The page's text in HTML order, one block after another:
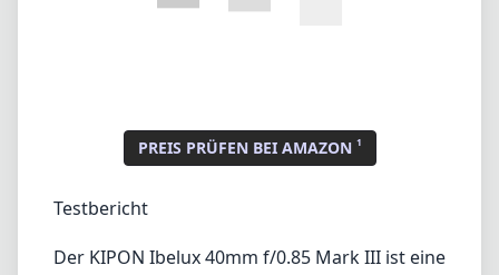
PREIS PRÜFEN BEI AMAZON 1
Testbericht
Der KIPON Ibelux 40mm f/0.85 Mark III ist eine